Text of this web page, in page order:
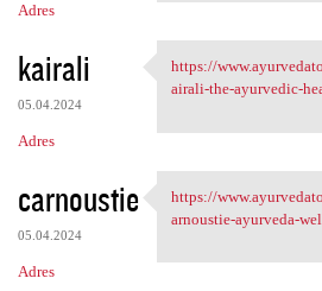
Adres
kairali
05.04.2024
Adres
https://
https://
airali-the-ayurvedic-
carnoustie
05.04.2024
Adres
https://
https://
arnoustie-ayurveda-